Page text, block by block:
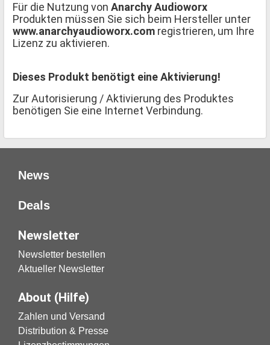
Für die Nutzung von Anarchy Audioworx
Produkten müssen Sie sich beim Hersteller unter
www.anarchyaudioworx.com registrieren, um Ihre
Lizenz zu aktivieren.
Dieses Produkt benötigt eine Aktivierung!
Zur Autorisierung / Aktivierung des Produktes
benötigen Sie eine Internet Verbindung.
News
Deals
Newsletter
Newsletter bestellen
Aktueller Newsletter
About (Hilfe)
Zahlen und Versand
Distribution & Presse